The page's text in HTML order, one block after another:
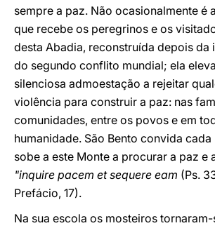
sempre a paz. Não ocasionalmente é
que recebe os peregrinos e os
desta Abadia, reconstruída depois da
do segundo conflito mundial; ela
silenciosa admoestação a rejeitar
violência para construir a paz: nas
comunidades, entre os povos e em
humanidade. São Bento convida
sobe a este Monte a procurar a paz e
"inquire pacem et sequere eam (Ps.
Prefácio, 17).
Na sua escola os mosteiros